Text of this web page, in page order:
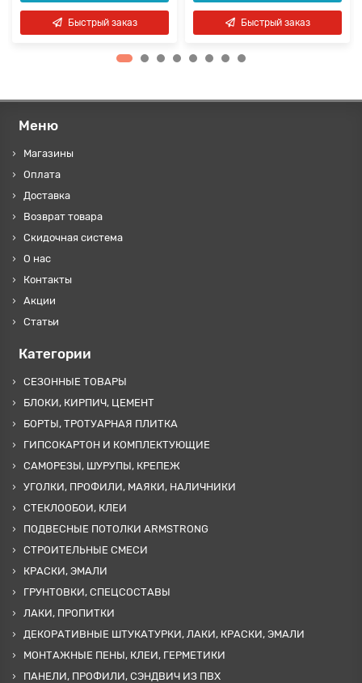
Быстрый заказ Быстрый заказ
Меню
Магазины
Оплата
Доставка
Возврат товара
Скидочная система
О нас
Контакты
Акции
Статьи
Категории
СЕЗОННЫЕ ТОВАРЫ
БЛОКИ, КИРПИЧ, ЦЕМЕНТ
БОРТЫ, ТРОТУАРНАЯ ПЛИТКА
ГИПСОКАРТОН И КОМПЛЕКТУЮЩИЕ
САМОРЕЗЫ, ШУРУПЫ, КРЕПЕЖ
УГОЛКИ, ПРОФИЛИ, МАЯКИ, НАЛИЧНИКИ
СТЕКЛООБОИ, КЛЕИ
ПОДВЕСНЫЕ ПОТОЛКИ ARMSTRONG
СТРОИТЕЛЬНЫЕ СМЕСИ
КРАСКИ, ЭМАЛИ
ГРУНТОВКИ, СПЕЦСОСТАВЫ
ЛАКИ, ПРОПИТКИ
ДЕКОРАТИВНЫЕ ШТУКАТУРКИ, ЛАКИ, КРАСКИ, ЭМАЛИ
МОНТАЖНЫЕ ПЕНЫ, КЛЕИ, ГЕРМЕТИКИ
ПАНЕЛИ, ПРОФИЛИ, СЭНДВИЧ ИЗ ПВХ